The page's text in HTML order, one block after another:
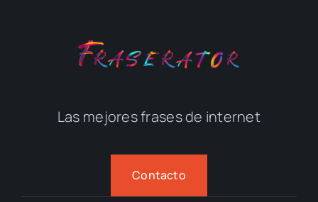
Las mejores frases de internet
Contacto